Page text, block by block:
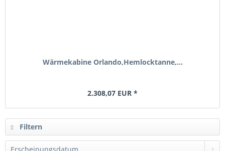
Wärmekabine Orlando,Hemlocktanne,...
2.308,07 EUR *
Filtern